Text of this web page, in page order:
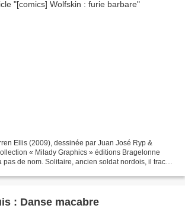
Ellis (2009), dessinée par Juan José Ryp &
« Milady Graphics » éditions Bragelonne
pas de nom. Solitaire, ancien soldat nordois, il trace
: Danse macabre